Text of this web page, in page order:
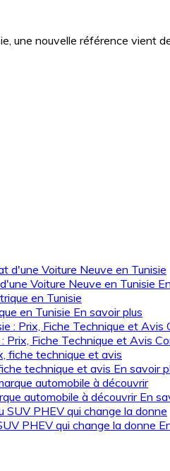
une nouvelle référence vient
Voiture Neuve en Tunisie
en Tunisie En savoir plus
Prix, Fiche Technique et Avis
technique et avis En savoir
automobile à découvrir En
PHEV qui change la donne